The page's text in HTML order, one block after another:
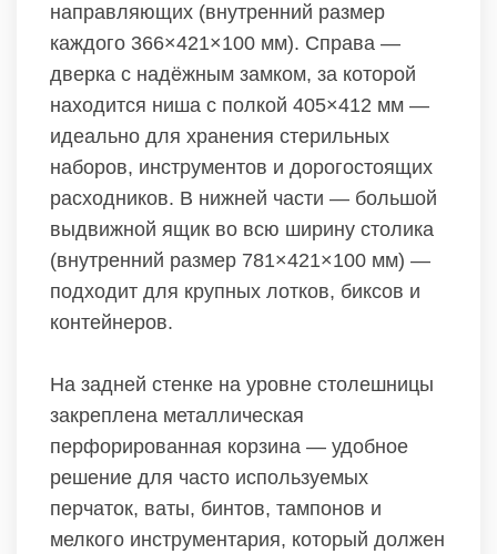
направляющих (внутренний размер
каждого 366×421×100 мм). Справа —
дверка с надёжным замком, за которой
находится ниша с полкой 405×412 мм —
идеально для хранения стерильных
наборов, инструментов и дорогостоящих
расходников. В нижней части — большой
выдвижной ящик во всю ширину столика
(внутренний размер 781×421×100 мм) —
подходит для крупных лотков, биксов и
контейнеров.
На задней стенке на уровне столешницы
закреплена металлическая
перфорированная корзина — удобное
решение для часто используемых
перчаток, ваты, бинтов, тампонов и
мелкого инструментария, который должен